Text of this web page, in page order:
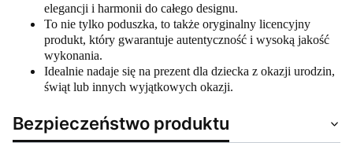
elegancji i harmonii do całego designu.
To nie tylko poduszka, to także oryginalny licencyjny
produkt, który gwarantuje autentyczność i wysoką jakość
wykonania.
Idealnie nadaje się na prezent dla dziecka z okazji urodzin,
świąt lub innych wyjątkowych okazji.
Bezpieczeństwo produktu